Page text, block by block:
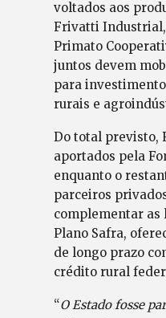
voltados aos
Frivatti Industrial,
Primato
juntos devem
para
rurais e
Do total previsto,
aportados pela
enquanto o
parceiros
complementar
Plano Safra,
de longo prazo
crédito rural
“O Estado fosse